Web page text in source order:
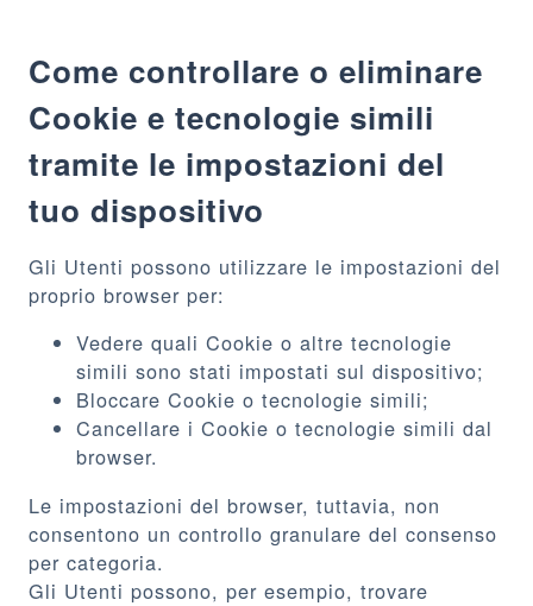
Come controllare o eliminare
Cookie e tecnologie simili
tramite le impostazioni del
tuo dispositivo
Gli Utenti possono utilizzare le impostazioni del
proprio browser per:
Vedere quali Cookie o altre tecnologie
simili sono stati impostati sul dispositivo;
Bloccare Cookie o tecnologie simili;
Cancellare i Cookie o tecnologie simili dal
browser.
Le impostazioni del browser, tuttavia, non
consentono un controllo granulare del consenso
per categoria.
Gli Utenti possono, per esempio, trovare